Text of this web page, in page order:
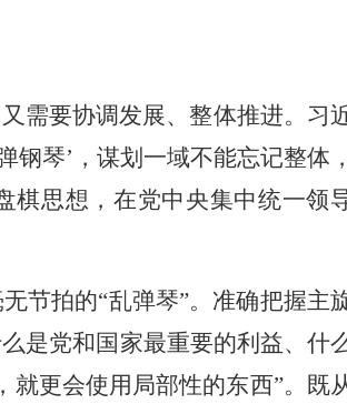
需要协调发展、整体推进。习
钢琴’，谋划一域不能忘记整体
棋思想，在党中央集中统一领
节拍的“乱弹琴”。准确把握主
是党和国家最重要的利益、什
就更会使用局部性的东西”。既